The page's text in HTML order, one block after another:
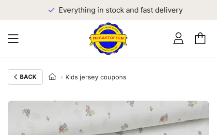
Everything in stock and fast delivery
BACK Kids jersey coupons